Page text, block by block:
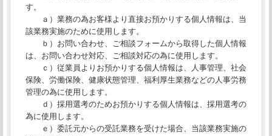
す。
ａ）業務の為お客様より直接お預かりする個人情報は、当
該業務実施のために使用します。
ｂ）お問い合わせ、ご相談フォームから取得した個人情報
は、お問い合わせ対応、ご相談対応の為に使用します。
ｃ）従業員よりお預かりする個人情報は、人事管理、社会
保険、労働保険、健康状態管理、福利厚生業務などの人事労務
管理の為に使用します。
ｄ）採用選考のためお預かりする個人情報は、採用選考の
為に使用します。
ｅ）委託元からの受託業務を受けた場合、当該業務実施の